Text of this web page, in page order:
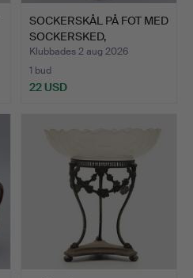
SOCKERSKÅL PÅ FOT MED
SOCKERSKED,
NYSILVER…
Klubbades 2 aug 2026
1 bud
22 USD